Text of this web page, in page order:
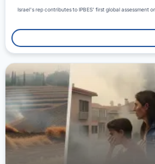
Israel's rep contributes to IPBES' first global assessment